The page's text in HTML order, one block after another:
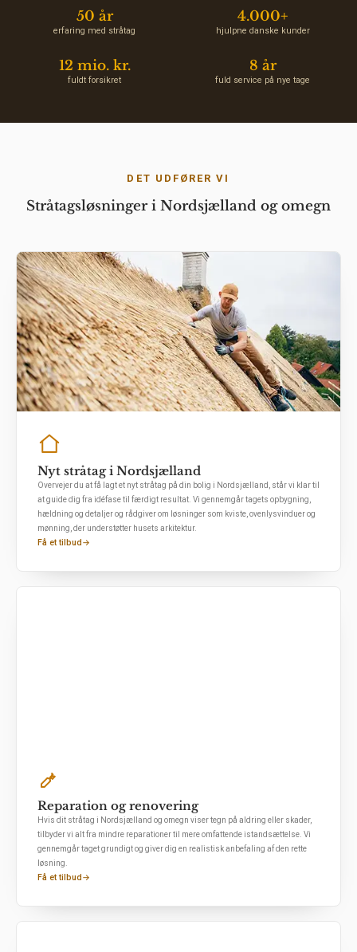
50 år
erfaring med stråtag
4.000+
hjulpne danske kunder
12 mio. kr.
fuldt forsikret
8 år
fuld service på nye tage
DET UDFØRER VI
Stråtagsløsninger i Nordsjælland og omegn
Nyt stråtag i Nordsjælland
Overvejer du at få lagt et nyt stråtag på din bolig i Nordsjælland, står vi klar til
at guide dig fra idéfase til færdigt resultat. Vi gennemgår tagets opbygning,
hældning og detaljer og rådgiver om løsninger som kviste, ovenlysvinduer og
mønning, der understøtter husets arkitektur.
Få et tilbud→
Reparation og renovering
Hvis dit stråtag i Nordsjælland og omegn viser tegn på aldring eller skader,
tilbyder vi alt fra mindre reparationer til mere omfattende istandsættelse. Vi
gennemgår taget grundigt og giver dig en realistisk anbefaling af den rette
løsning.
Få et tilbud→